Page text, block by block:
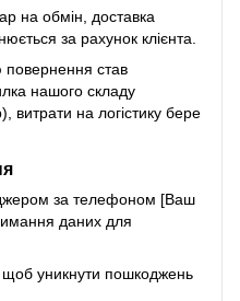
на обмін, доставка
за рахунок клієнта.
став
нашого складу
витрати на логістику бере
за телефоном [Ваш
даних для
щоб уникнути пошкоджень